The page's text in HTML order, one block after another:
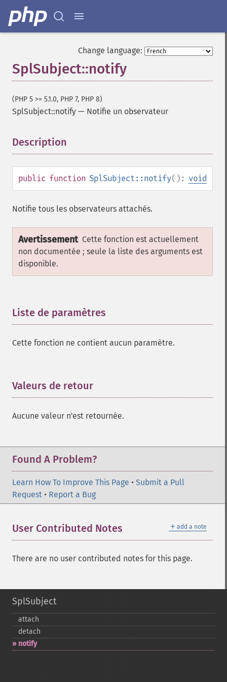
Change language:
SplSubject::notify
(PHP 5 >= 5.1.0, PHP 7, PHP 8)
SplSubject::notify — Notifie un observateur
Description
public function SplSubject::notify(): void
Notifie tous les observateurs attachés.
Avertissement Cette fonction est actuellement
non documentée ; seule la liste des arguments est
disponible.
Liste de paramètres
Cette fonction ne contient aucun paramètre.
Valeurs de retour
Aucune valeur n'est retournée.
Found A Problem?
Learn How To Improve This Page • Submit a Pull
Request • Report a Bug
＋ add a note
User Contributed Notes
There are no user contributed notes for this page.
SplSubject
attach
detach
notify